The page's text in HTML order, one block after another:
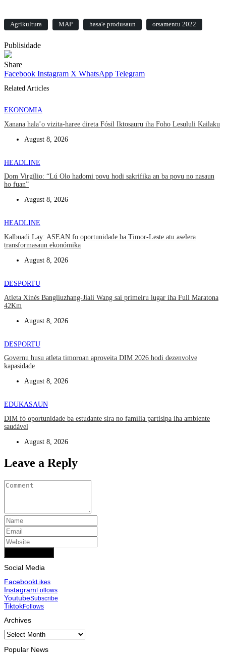
Agrikultura MAP hasa'e produsaun orsamentu 2022
Publisidade
Share
Facebook Instagram X WhatsApp Telegram
Related Articles
EKONOMIA
Xanana hala’o vizita-haree direta Fósil Iktosauru iha Foho Lesululi Kailaku
August 8, 2026
HEADLINE
Dom Virgílio: “Lú Olo hadomi povu hodi sakrifika an ba povu no nasaun
ho fuan”
August 8, 2026
HEADLINE
Kalbuadi Lay: ASEAN fo oportunidade ba Timor-Leste atu aselera
transformasaun ekonómika
August 8, 2026
DESPORTU
Atleta Xinés Bangliuzhang-Jiali Wang sai primeiru lugar iha Full Maratona
42Km
August 8, 2026
DESPORTU
Governu husu atleta timoroan aproveita DIM 2026 hodi dezenvolve
kapasidade
August 8, 2026
EDUKASAUN
DIM fó oportunidade ba estudante sira no família partisipa iha ambiente
saudável
August 8, 2026
Leave a Reply
Social Media
FacebookLikes
InstagramFollows
YoutubeSubscribe
TiktokFollows
Archives
Archives
Popular News